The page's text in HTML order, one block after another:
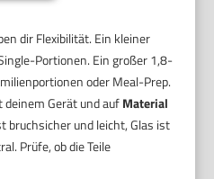
dir Flexibilität. Ein kleiner
Portionen. Ein großer 1,8-
oder Meal-Prep.
deinem Gerät und aufMaterial
bruchsicher und leicht, Glas ist
Prüfe, ob die Teile